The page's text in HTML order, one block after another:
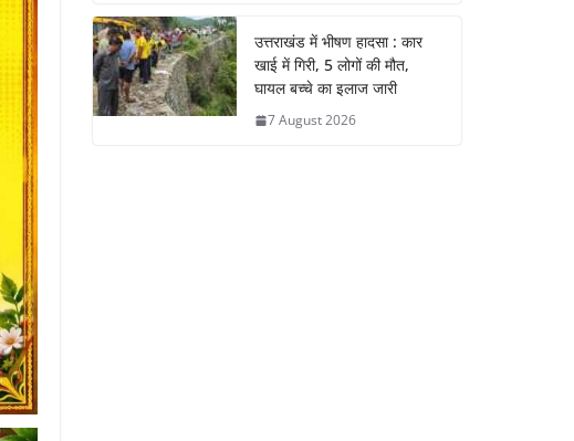
उत्तराखंड में भीषण हादसा : कार
खाई में गिरी, 5 लोगों की मौत,
घायल बच्चे का इलाज जारी
7 August 2026